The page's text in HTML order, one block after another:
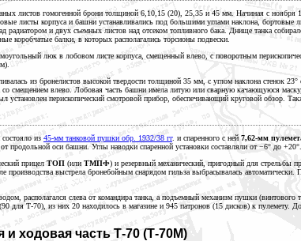
листов гомогенной брони толщиной 6,10,15 (20), 25,35 и 45 мм. Начиная с ноября
листы корпуса и башни устанавливались под большими углами наклона, бортовые
радиатором и двух съемных листов над отсеком топливного бака. Днище танка
коробчатые балки, в которых располагались торсионы подвески.
люк в лобовом листе корпуса, смещенный влево, с поворотным
из бронелистов высокой твердости толщиной 35 мм, с углом наклона стенок
со смещением влево. Лобовая часть башни имела литую или сварную качающуюся
перископический смотровой прибор, обеспечивающий круговой обзор.
из 45-мм танковой пушки обр. 1932/38 гг. и спаренного с ней 7,62-мм
продольной оси башни. Углы наводки спаренной установки составляли от −6° до
прицел ТОП (или ТМПФ) и резервный механический, пригодный для стрельбы
производства выстрела бронебойным снарядом гильза выбрасывалась автоматически.
располагался слева от командира танка, а подъемный механизм пушки (винтового
для Т-70), из них 20 находилось в магазине и 945 патронов (15 дисков) к пулемету.
и ходовая часть Т-70 (Т-70М)